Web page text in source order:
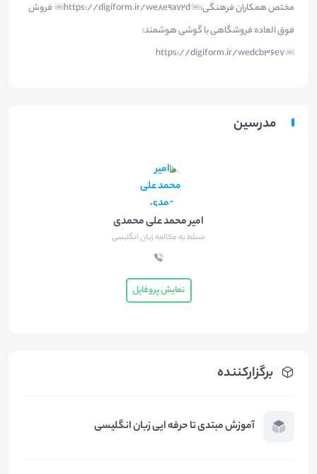
برگزارکننده
آموزش مبتدی تا حرفه ایی زبان انگلیسی
مختص همکاران فرهنگی:￼ https://digiform.ir/we8e9a72d￼ فروش
فوق العاده فروشگاهی با گوشی هوشمند:
￼ https://digiform.ir/wedcb36e7
مدرسین
امیر محمد علی محمدی
مسلط به مکالمه زبان انگلیسی
نمایش پروفایل